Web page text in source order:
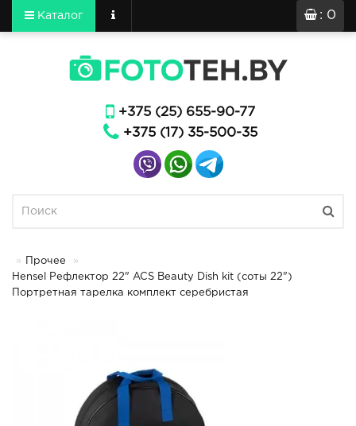
: 0
Каталог
+375 (25) 655-90-77
+375 (17) 35-500-35
Прочее
Hensel Рефлектор 22" ACS Beauty Dish kit (соты 22")
Портретная тарелка комплект серебристая